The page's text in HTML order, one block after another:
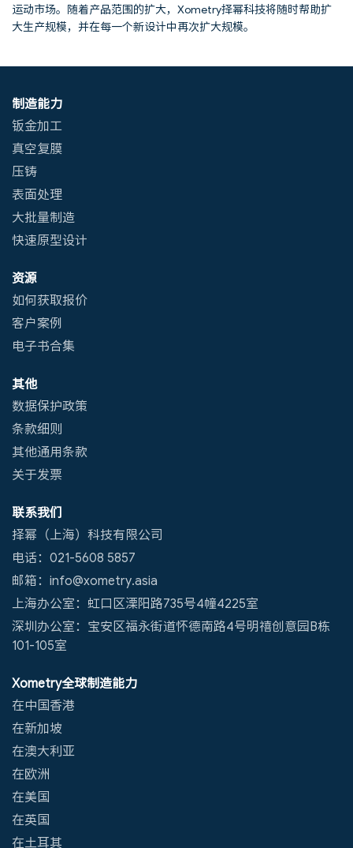
运动市场。随着产品范围的扩大，Xometry择幂科技将随时帮助扩
大生产规模，并在每一个新设计中再次扩大规模。
制造能力
钣金加工
真空复膜
压铸
表面处理
大批量制造
快速原型设计
资源
如何获取报价
客户案例
电子书合集
其他
数据保护政策
条款细则
其他通用条款
关于发票
联系我们
择幂（上海）科技有限公司
电话：021-5608 5857
邮箱：info@xometry.asia
上海办公室：虹口区溧阳路735号4幢4225室
深圳办公室：宝安区福永街道怀德南路4号明禧创意园B栋
101-105室
Xometry全球制造能力
在中国香港
在新加坡
在澳大利亚
在欧洲
在美国
在英国
在土耳其